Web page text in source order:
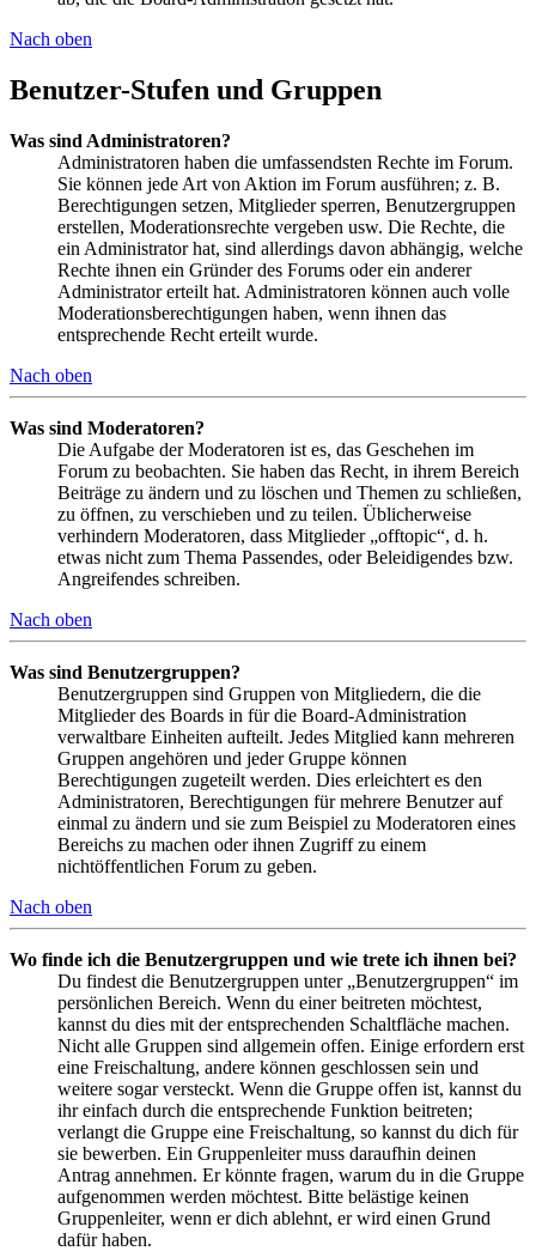
Nach oben
Benutzer-Stufen und Gruppen
Was sind Administratoren?
Administratoren haben die umfassendsten Rechte im Forum.
Sie können jede Art von Aktion im Forum ausführen; z. B.
Berechtigungen setzen, Mitglieder sperren, Benutzergruppen
erstellen, Moderationsrechte vergeben usw. Die Rechte, die
ein Administrator hat, sind allerdings davon abhängig, welche
Rechte ihnen ein Gründer des Forums oder ein anderer
Administrator erteilt hat. Administratoren können auch volle
Moderationsberechtigungen haben, wenn ihnen das
entsprechende Recht erteilt wurde.
Nach oben
Was sind Moderatoren?
Die Aufgabe der Moderatoren ist es, das Geschehen im
Forum zu beobachten. Sie haben das Recht, in ihrem Bereich
Beiträge zu ändern und zu löschen und Themen zu schließen,
zu öffnen, zu verschieben und zu teilen. Üblicherweise
verhindern Moderatoren, dass Mitglieder „offtopic“, d. h.
etwas nicht zum Thema Passendes, oder Beleidigendes bzw.
Angreifendes schreiben.
Nach oben
Was sind Benutzergruppen?
Benutzergruppen sind Gruppen von Mitgliedern, die die
Mitglieder des Boards in für die Board-Administration
verwaltbare Einheiten aufteilt. Jedes Mitglied kann mehreren
Gruppen angehören und jeder Gruppe können
Berechtigungen zugeteilt werden. Dies erleichtert es den
Administratoren, Berechtigungen für mehrere Benutzer auf
einmal zu ändern und sie zum Beispiel zu Moderatoren eines
Bereichs zu machen oder ihnen Zugriff zu einem
nichtöffentlichen Forum zu geben.
Nach oben
Wo finde ich die Benutzergruppen und wie trete ich ihnen bei?
Du findest die Benutzergruppen unter „Benutzergruppen“ im
persönlichen Bereich. Wenn du einer beitreten möchtest,
kannst du dies mit der entsprechenden Schaltfläche machen.
Nicht alle Gruppen sind allgemein offen. Einige erfordern erst
eine Freischaltung, andere können geschlossen sein und
weitere sogar versteckt. Wenn die Gruppe offen ist, kannst du
ihr einfach durch die entsprechende Funktion beitreten;
verlangt die Gruppe eine Freischaltung, so kannst du dich für
sie bewerben. Ein Gruppenleiter muss daraufhin deinen
Antrag annehmen. Er könnte fragen, warum du in die Gruppe
aufgenommen werden möchtest. Bitte belästige keinen
Gruppenleiter, wenn er dich ablehnt, er wird einen Grund
dafür haben.